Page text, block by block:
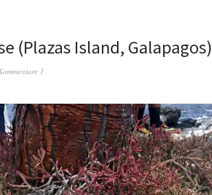
(Plazas Island, Galapagos)
1